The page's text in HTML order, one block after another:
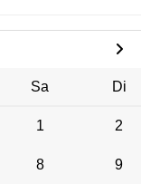
Sa Di
1 2
8 9